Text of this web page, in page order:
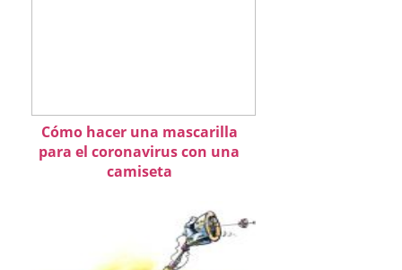
Cómo hacer una mascarilla
para el coronavirus con una
camiseta